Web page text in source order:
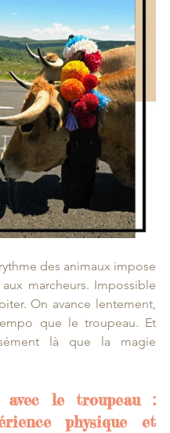
des animaux impose
marcheurs. Impossible
On avance lentement,
que le troupeau. Et
là que la magie
avec le troupeau :
physique et